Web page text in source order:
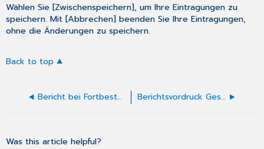
Wählen Sie [Zwischenspeichern], um Ihre Eintragungen zu
speichern. Mit [Abbrechen] beenden Sie Ihre Eintragungen,
ohne die Änderungen zu speichern.
Back to top
Bericht bei Fortbestehen der AU (Muster 52) Berichtsvordruck Gesundheitsuntersuchung
Was this article helpful?